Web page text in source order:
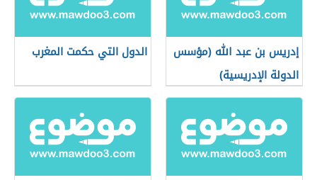
إدريس بن عبد الله (مؤسس
الدولة الإدريسية)
الدول التي حكمت المغرب